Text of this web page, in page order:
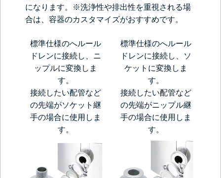
になります。※洗浄性や排出性を重視される場
合は、容器のカスタマイズがおすすめです。
標準仕様のへルール
ドレンに接続し、ニ
ップルに変換しま
す。
接続したい配管など
の先端がソケット継
手の場合に使用しま
す。
標準仕様のへルール
ドレンに接続し、ソ
ケットに変換しま
す。
接続したい配管など
の先端がニップル継
手の場合に使用しま
す。